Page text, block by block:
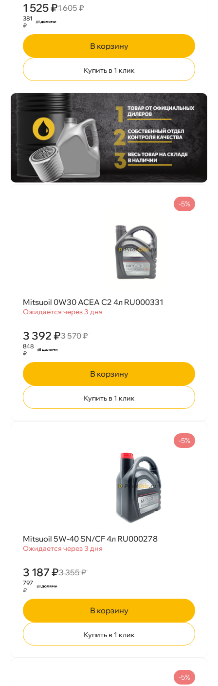
1 525 ₽1 605 ₽
381
₽
корзину
Купить в 1 клик
Mitsuoil 0W30 ACEA C2 4л RU000331
Ожидается через 3 дня
3 392 ₽3 570 ₽
-5%
848
₽
корзину
Купить в 1 клик
Mitsuoil 5W-40 SN/CF 4л RU000278
Ожидается через 3 дня
3 187 ₽3 355 ₽
-5%
797
₽
корзину
Купить в 1 клик
-5%